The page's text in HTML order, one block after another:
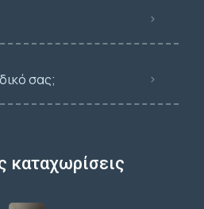
σας;
καταχωρίσεις